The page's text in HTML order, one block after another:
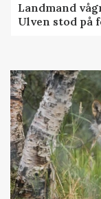
Landmand
Ulven stod på